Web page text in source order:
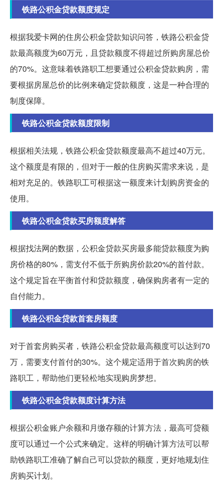
铁路公积金贷款额度规定
根据我爱卡网的住房公积金贷款知识问答，铁路公积金贷
款最高额度为60万元，且贷款额度不得超过所购房屋总价
的70%。这意味着铁路职工想要通过公积金贷款购房，需
要根据房屋总价的比例来确定贷款额度，这是一种合理的
制度保障。
铁路公积金贷款额度限制
根据相关法规，铁路公积金贷款额度最高不超过40万元。
这个额度是有限的，但对于一般的住房购买需求来说，是
相对充足的。铁路职工可根据这一额度来计划购房资金的
使用。
铁路公积金贷款买房额度解答
根据找法网的数据，公积金贷款买房最多能贷款额度为购
房价格的80%，需支付不低于所购房价款20%的首付款。
这个规定旨在平衡首付和贷款额度，确保购房者有一定的
自付能力。
铁路公积金贷款首套房额度
对于首套房购买者，铁路公积金贷款最高额度可以达到70
万，需要支付首付的30%。这个规定适用于首次购房的铁
路职工，帮助他们更轻松地实现购房梦想。
铁路公积金贷款额度计算方法
根据公积金账户余额和月缴存额的计算方法，最高可贷额
度可以通过一个公式来确定。这样的明确计算方法可以帮
助铁路职工准确了解自己可以贷款的额度，更好地规划住
房购买计划。